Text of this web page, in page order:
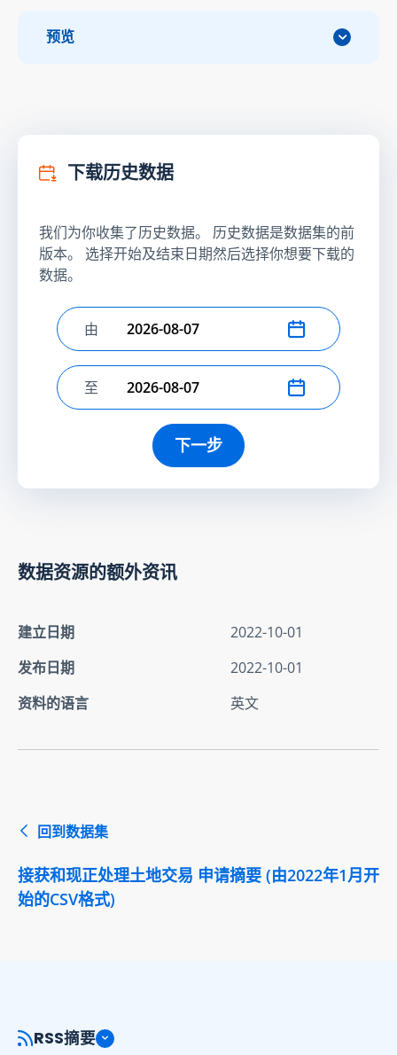
预览
下载历史数据
我们为你收集了历史数据。 历史数据是数据集的前
版本。 选择开始及结束日期然后选择你想要下载的
数据。
选择开始日期
由
选择结束日期
至
下一步
数据资源的额外资讯
建立日期
2022-10-01
发布日期
2022-10-01
资料的语言
英文
回到数据集
接获和现正处理土地交易 申请摘要 (由2022年1月开
始的CSV格式)
RSS摘要